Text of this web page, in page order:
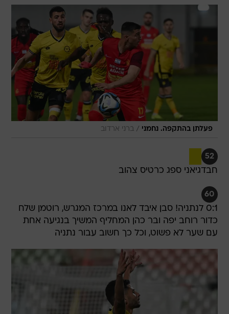
פעלתן בהתקפה. נחמני / ברני ארדוב
52
חבדגיאני ספג כרטיס צהוב
60
0:1 לנתניה! סבן איבד לאנו במרכז המגרש, רוטמן שלח
כדור רוחב יפה ובר כהן המחליף המשיך בנגיעה אחת
עם שער לא פשוט, וכל כך חשוב עבור נתניה